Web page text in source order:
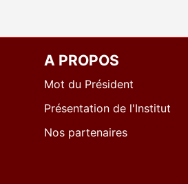
A PROPOS
Mot du Président
Présentation de l'Institut
Nos partenaires